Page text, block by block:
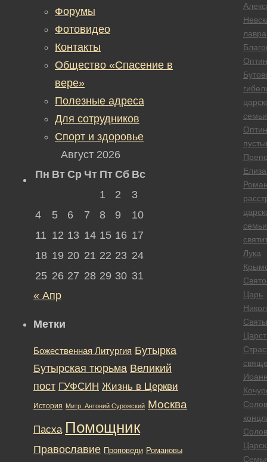
лавра
семьи
семьи
Лука
Царь
Форумы
Фотовидео
Контакты
Общество «Спасение в
вере»
Полезные адреса
Для сотрудников
Спорт и здоровье
Август 2026
Пн Вт Ср Чт Пт Сб Вс
1
2
3
4
5 6 7 8 9
10
11 12 13 14 15 16 17
18 19 20 21 22 23 24
25 26 27 28 29 30 31
« Апр
Метки
Божественная Литургия Бутырка
Бутырская тюрьма Великий
пост ГУФСИН Жизнь в Церкви
История Митр. Антоний Сурожский Москва
Пасха Помощник
Православие Проповеди Романовы